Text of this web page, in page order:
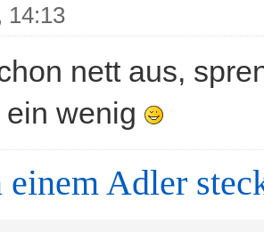
14:13
nett aus,
wenig
Adler steckt